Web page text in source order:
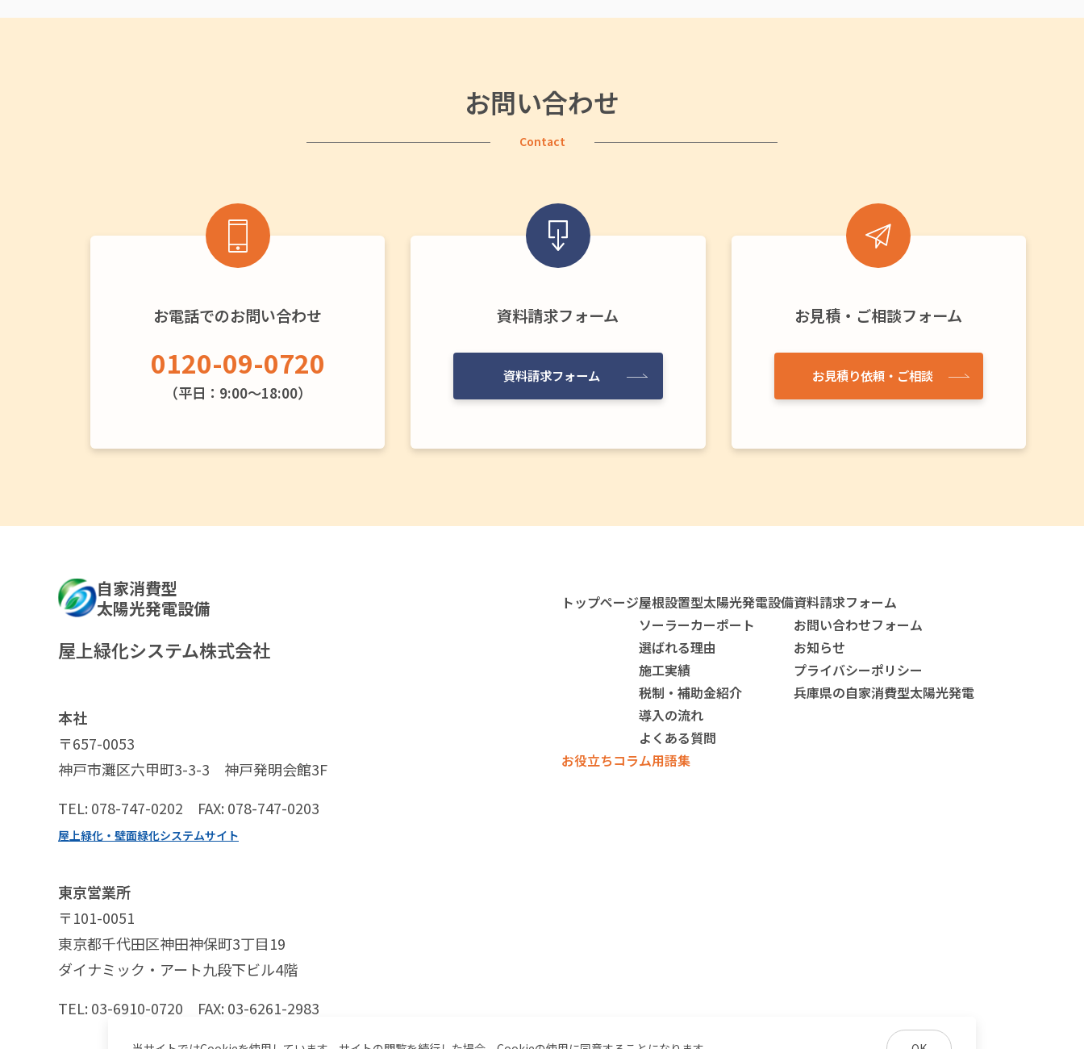
お問い合わせ
Contact
お電話でのお問い合わせ
0120-09-0720
（平日：9:00〜18:00）
資料請求フォーム
資料請求フォーム
お見積・ご相談フォーム
お見積り依頼・ご相談
自家消費型
太陽光発電設備
屋上緑化システム株式会社
本社
〒657-0053
神戸市灘区六甲町3-3-3 神戸発明会館3F
TEL: 078-747-0202 FAX: 078-747-0203
屋上緑化・壁面緑化システムサイト
東京営業所
〒101-0051
東京都千代田区神田神保町3丁目19
ダイナミック・アート九段下ビル4階
TEL: 03-6910-0720 FAX: 03-6261-2983
トップページ屋根設置型太陽光発電設備
ソーラーカーポート
選ばれる理由
施工実績
税制・補助金紹介
導入の流れ
よくある質問
資料請求フォーム
お問い合わせフォーム
お知らせ
プライバシーポリシー
兵庫県の自家消費型太陽光発電
お役立ちコラム用語集